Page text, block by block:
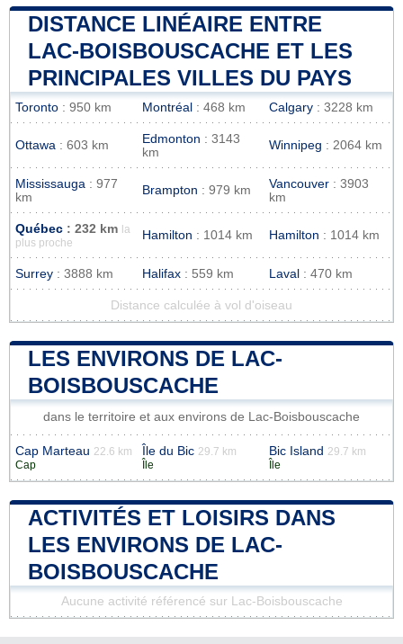
DISTANCE LINÉAIRE ENTRE
LAC-BOISBOUSCACHE ET LES
PRINCIPALES VILLES DU PAYS
Toronto : 950 km Montréal : 468 km Calgary : 3228 km
Ottawa : 603 km Edmonton : 3143
km
Winnipeg : 2064 km
Mississauga : 977
km
Brampton : 979 km Vancouver : 3903
km
Québec : 232 km
la
plus proche
Hamilton : 1014 km Hamilton : 1014 km
Surrey : 3888 km Halifax : 559 km Laval : 470 km
Distance calculée à vol d'oiseau
LES ENVIRONS DE LAC-
BOISBOUSCACHE
dans le territoire et aux environs de Lac-Boisbouscache
Cap Marteau 22.6 km
Cap
Île du Bic 29.7 km
Île
Bic Island 29.7 km
Île
ACTIVITÉS ET LOISIRS DANS
LES ENVIRONS DE LAC-
BOISBOUSCACHE
Aucune activité référencé sur Lac-Boisbouscache